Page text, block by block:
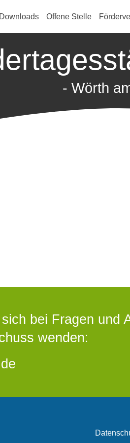
Downloads Offene Stelle
- Wörth
bei Fragen und
wenden: